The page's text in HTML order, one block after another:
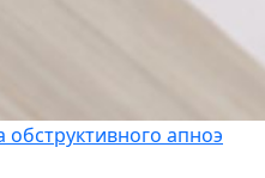
апноэ